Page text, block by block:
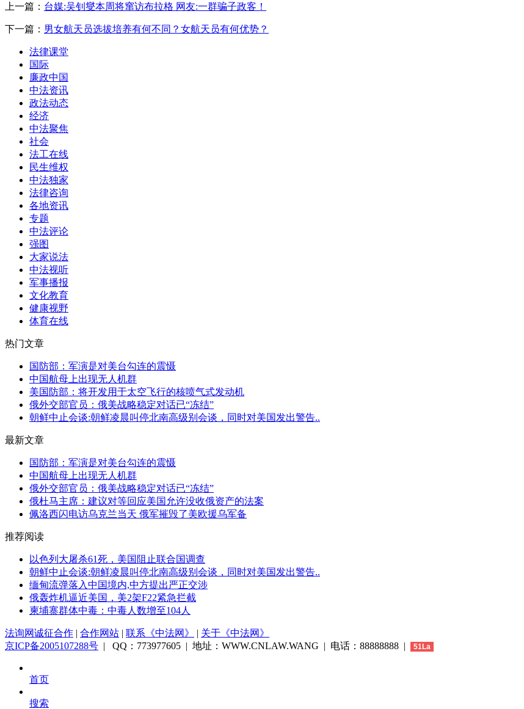
上一篇： 台媒:吴钊燮本周将窜访布拉格 网友:一群骗子政客！
下一篇： 男女航天员选拔培养有何不同？女航天员有何优势？
法律课堂
国际
廉政中国
中法资讯
政法动态
经济
中法聚焦
社会
法工在线
民生维权
中法独家
法律咨询
各地资讯
专题
中法评论
强图
大家说法
中法视听
军事播报
文化教育
健康视野
体育在线
热门文章
国防部：军演是对美台勾连的震慑
中国航母上出现无人机群
美国防部：将开发用于太空飞行的核喷气式发动机
俄外交部官员：俄美战略稳定对话已“冻结”
朝鲜中止会谈:朝鲜凌晨叫停北南高级别会谈，同时对美国发出警告..
最新文章
国防部：军演是对美台勾连的震慑
中国航母上出现无人机群
俄外交部官员：俄美战略稳定对话已“冻结”
俄杜马主席：建议对等回应美国允许没收俄资产的法案
佩洛西闪电访乌克兰当天 俄军摧毁了美欧援乌军备
推荐阅读
以色列大屠杀61死，美国阻止联合国调查
朝鲜中止会谈:朝鲜凌晨叫停北南高级别会谈，同时对美国发出警告..
缅甸流弹落入中国境内,中方提出严正交涉
俄轰炸机逼近美国，美2架F22紧急拦截
柬埔寨群体中毒：中毒人数增至104人
法询网诚征合作 | 合作网站 | 联系《中法网》 | 关于《中法网》
京ICP备2005107288号 | QQ：773977605 | 地址：WWW.CNLAW.WANG | 电话：88888888 | 51La
首页
搜索